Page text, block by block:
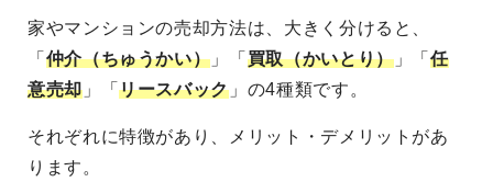
家やマンションの売却方法は、大きく分けると、
「 仲介（ちゅうかい） 」「 買取（かいとり）」「任
意売却」「リースバック 」の4種類です。
それぞれに特徴があり、メリット・デメリットがあ
ります。